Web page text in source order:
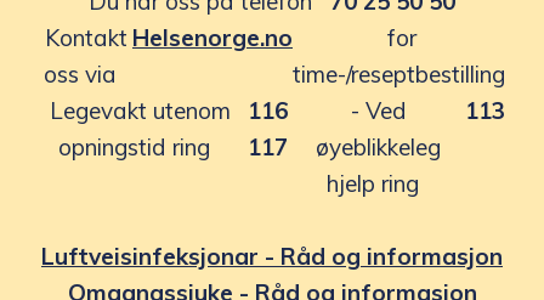
Kontakt
oss via
Helsenorge.no
for
time-/reseptbestilling
Legevakt utenom
opningstid ring
116
117
- Ved
øyeblikkeleg
hjelp ring
113
Luftveisinfeksjonar - Råd og informasjon
Omgangssjuke - Råd og informasjon